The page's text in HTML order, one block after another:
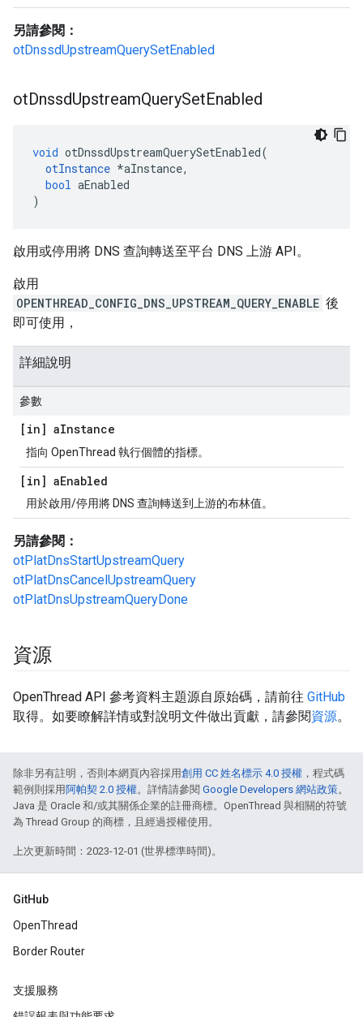
另請參閱：
otDnssdUpstreamQuerySetEnabled
otDnssdUpstreamQuerySetEnabled
void otDnssdUpstreamQuerySetEnabled(
otInstance *aInstance,
bool aEnabled
)
啟用或停用將 DNS 查詢轉送至平台 DNS 上游 API。
啟用
OPENTHREAD_CONFIG_DNS_UPSTREAM_QUERY_ENABLE 後
即可使用，
詳細說明
參數
[in] aInstance
指向 OpenThread 執行個體的指標。
[in] aEnabled
用於啟用/停用將 DNS 查詢轉送到上游的布林值。
另請參閱：
otPlatDnsStartUpstreamQuery
otPlatDnsCancelUpstreamQuery
otPlatDnsUpstreamQueryDone
資源
OpenThread API 參考資料主題源自原始碼，請前往 GitHub
取得。如要瞭解詳情或對說明文件做出貢獻，請參閱資源。
除非另有註明，否則本網頁內容採用創用 CC 姓名標示 4.0 授權 ，程式碼
範例則採用 阿帕契 2.0 授權。詳情請參閱 Google Developers 網站政策。
Java 是 Oracle 和/或其關係企業的註冊商標。OpenThread 與相關的符號
為 Thread Group 的商標，且經過授權使用。
上次更新時間：2023-12-01 (世界標準時間)。
GitHub
OpenThread
Border Router
支援服務